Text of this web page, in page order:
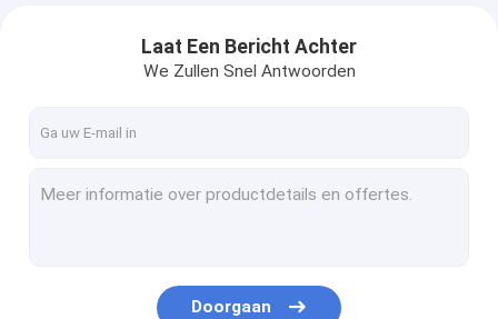
PVC-membraanfolie
pvc-meubilairfilm
Laat Een Bericht Achter
We Zullen Snel Antwoorden
Doorgaan